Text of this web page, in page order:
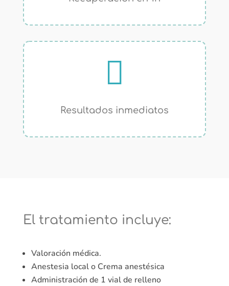

Resultados inmediatos
El tratamiento incluye:
Valoración médica.
Anestesia local o Crema anestésica
Administración de 1 vial de relleno